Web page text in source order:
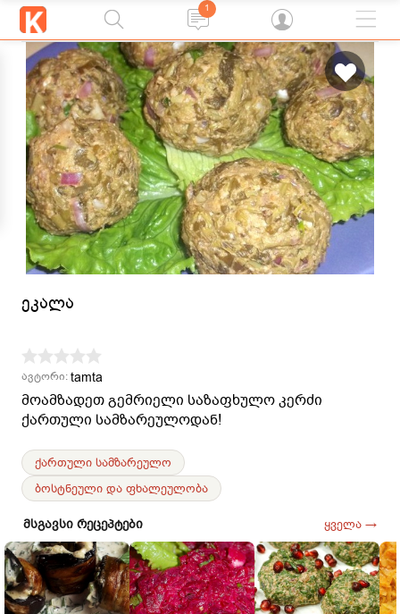
1
ეკალა
ავტორი:tamta
მოამზადეთ გემრიელი საზაფხულო კერძი
ქართული სამზარეულოდან!
ქართული სამზარეულო
ბოსტნეული და ფხალეულობა
მსგავსი რეცეპტები ყველა →